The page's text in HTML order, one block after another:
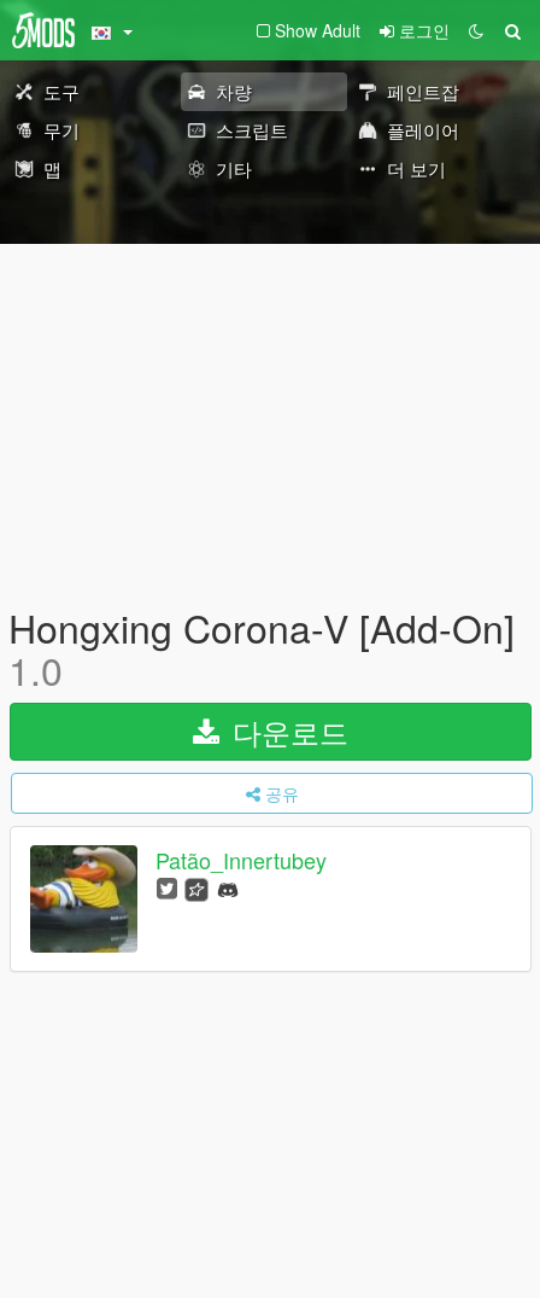
Show Adult 로그인
도구 차량
페인트잡
무기
스크립트
플레이어
맵
기타 더 보기
Hongxing Corona-V [Add-On]
1.0
다운로드
공유
Patão_Innertubey